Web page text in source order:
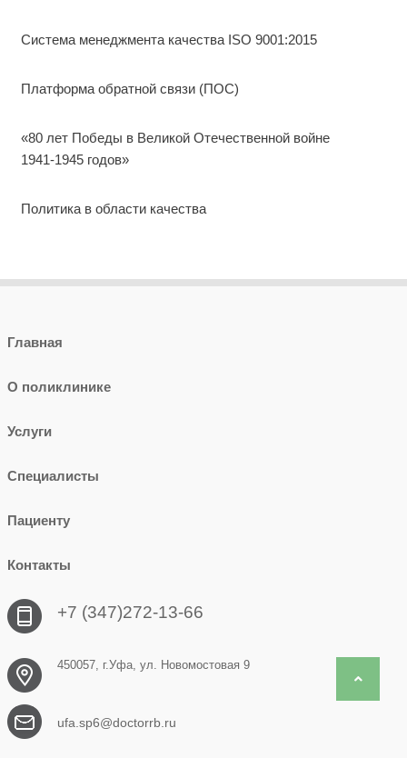
Система менеджмента качества ISO 9001:2015
Платформа обратной связи (ПОС)
«80 лет Победы в Великой Отечественной войне
1941-1945 годов»
Политика в области качества
Главная
О поликлинике
Услуги
Специалисты
Пациенту
Контакты
+7 (347)272-13-66
450057, г.Уфа, ул. Новомостовая 9
ufa.sp6@doctorrb.ru